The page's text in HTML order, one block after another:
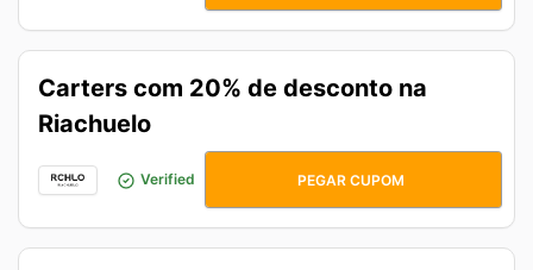
Carters com 20% de desconto na
Riachuelo
Verified QUERO20
PEGAR CUPOM